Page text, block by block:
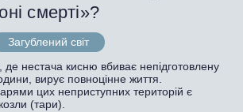
смерті»?
Загублений світ
де нестача кисню вбиває непідготовлену
вирує повноцінне життя.
цих неприступних територій є
козли (тари).